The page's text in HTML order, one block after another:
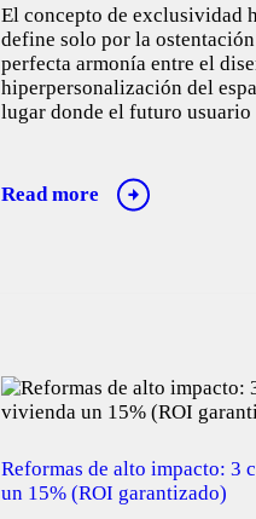
El concepto de exclusividad
define solo por la
perfecta armonía entre el
hiperpersonalización del
lugar donde el futuro
Read more
Reformas de alto impacto: 3
un 15% (ROI garantizado)